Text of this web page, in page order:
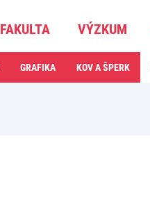
FAKULTA VÝZKUM
GRAFIKA KOV A ŠPERK